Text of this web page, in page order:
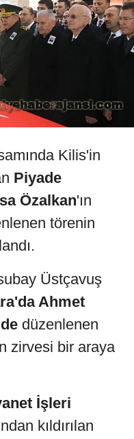
Kilis'in
Piyade
Özalkan'ın
törenin
Üstçavuş
Ahmet
düzenlenen
zirvesi bir araya
İşleri
kıldırılan